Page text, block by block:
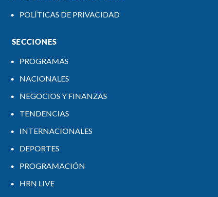
POLÍTICAS DE PRIVACIDAD
SECCIONES
PROGRAMAS
NACIONALES
NEGOCIOS Y FINANZAS
TENDENCIAS
INTERNACIONALES
DEPORTES
PROGRAMACIÓN
HRN LIVE